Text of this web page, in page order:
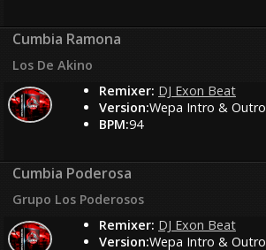
Cumbia Ramona
Los De Akino
Remixer: DJ Exon Beat
Version:Wepa Intro & Outro
BPM:94
Cumbia Poderosa
Grupo Los Poderosos
Remixer: DJ Exon Beat
Version:Wepa Intro & Outro